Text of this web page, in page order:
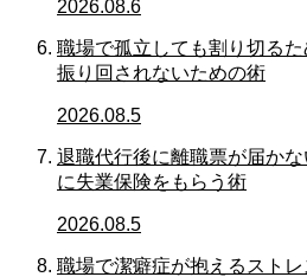
2026.08.6
職場で孤立しても割り切る
振り回されないための術
2026.08.5
退職代行後に離職票が届か
に失業保険をもらう術
2026.08.5
職場で潔癖症が抱えるスト